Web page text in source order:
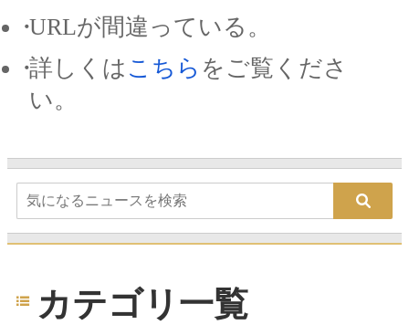
URLが間違っている。
詳しくは こちら をご覧くださ
い。
カテゴリ一覧